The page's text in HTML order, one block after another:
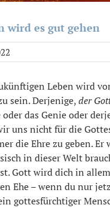
wird es gut gehen
Leben wird
sein. Derjenige,der
oder das Genie oder
uns nicht für die
die Ehre zu geben.
in dieser Welt
Gott wird dich in
Ehe – wenn du nur
gottesfürchtiger